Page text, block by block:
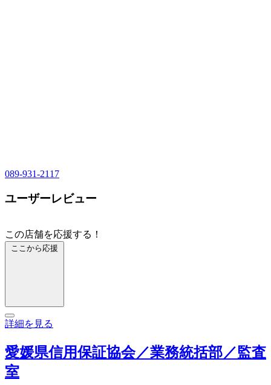
089-931-2117
ユーザーレビュー
この店舗を応援する！
ここから応援
詳細を見る
愛媛県信用保証協会／業務統括部／監査
室